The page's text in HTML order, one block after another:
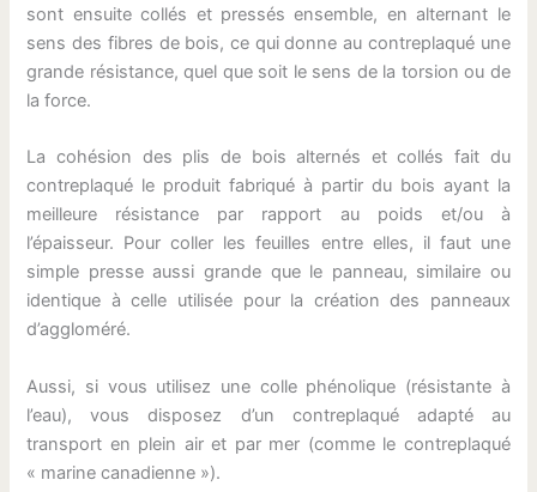
sont ensuite collés et pressés ensemble, en alternant le
sens des fibres de bois, ce qui donne au contreplaqué une
grande résistance, quel que soit le sens de la torsion ou de
la force.
La cohésion des plis de bois alternés et collés fait du
contreplaqué le produit fabriqué à partir du bois ayant la
meilleure résistance par rapport au poids et/ou à
l’épaisseur. Pour coller les feuilles entre elles, il faut une
simple presse aussi grande que le panneau, similaire ou
identique à celle utilisée pour la création des panneaux
d’aggloméré.
Aussi, si vous utilisez une colle phénolique (résistante à
l’eau), vous disposez d’un contreplaqué adapté au
transport en plein air et par mer (comme le contreplaqué
« marine canadienne »).